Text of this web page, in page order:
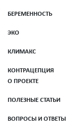
БЕРЕМЕННОСТЬ
ЭКО
КЛИМАКС
КОНТРАЦЕПЦИЯ
О ПРОЕКТЕ
ПОЛЕЗНЫЕ СТАТЬИ
ВОПРОСЫ И ОТВЕТЫ